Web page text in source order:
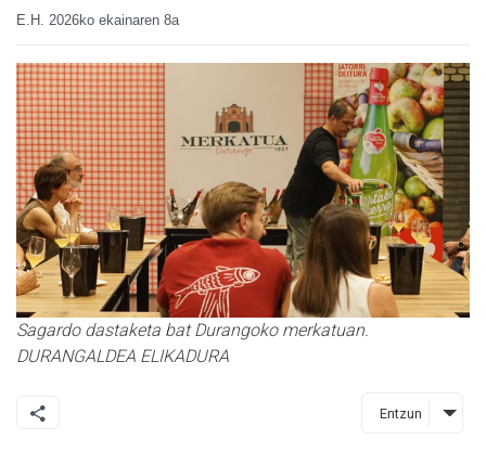
E.H. 2026ko ekainaren 8a
Sagardo dastaketa bat Durangoko merkatuan.
DURANGALDEA ELIKADURA
Entzun